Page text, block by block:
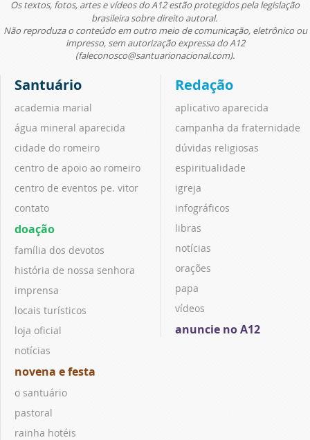
Os textos, fotos, artes e vídeos do A12 estão protegidos pela legislação
brasileira sobre direito autoral.
Não reproduza o conteúdo em outro meio de comunicação, eletrônico ou
impresso, sem autorização expressa do A12
(faleconosco@santuarionacional.com).
Santuário
academia marial
água mineral aparecida
cidade do romeiro
centro de apoio ao romeiro
centro de eventos pe. vitor
contato
doação
família dos devotos
história de nossa senhora
imprensa
locais turísticos
loja oficial
notícias
novena e festa
o santuário
pastoral
rainha hotéis
Redação
aplicativo aparecida
campanha da fraternidade
dúvidas religiosas
espiritualidade
igreja
infográficos
libras
notícias
orações
papa
vídeos
anuncie no A12